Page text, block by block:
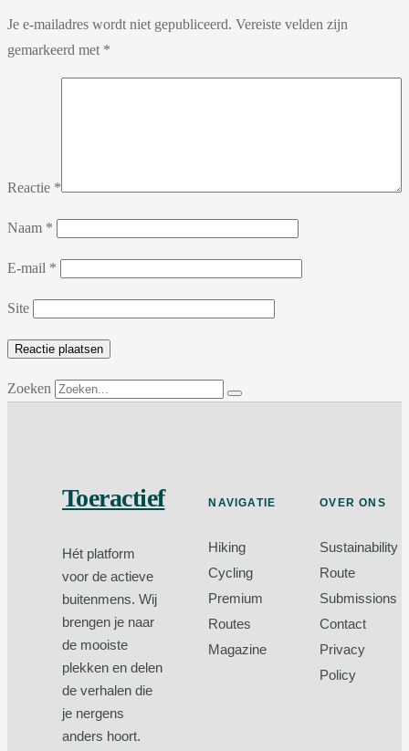
Je e-mailadres wordt niet gepubliceerd. Vereiste velden zijn
gemarkeerd met *
Reactie *
Naam *
E-mail *
Site
Zoeken
Toeractief
Hét platform
voor de actieve
buitenmens. Wij
brengen je naar
de mooiste
plekken en delen
de verhalen die
je nergens
anders hoort.
NAVIGATIE
Hiking
Cycling
Premium
Routes
Magazine
OVER ONS
Sustainability
Route
Submissions
Contact
Privacy
Policy